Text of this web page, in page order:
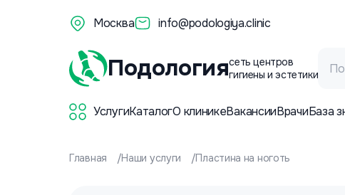
Москва info@podologiya.clinic
Подологиясеть центров
гигиены и эстетики
УслугиКаталогО клиникеВакансииВрачиБаза
Главная Наши услуги Пластина на ноготь